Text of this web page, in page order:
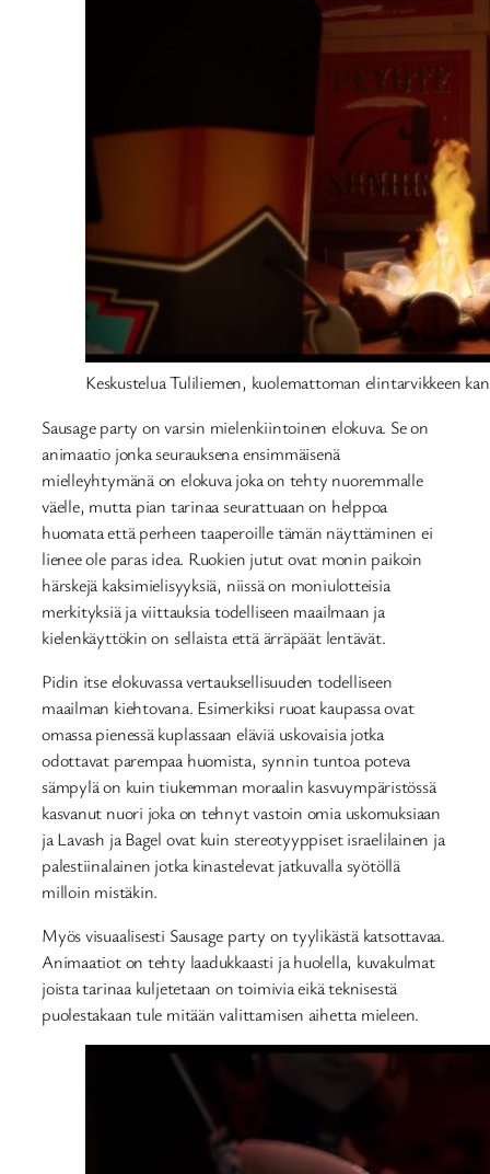
Keskustelua Tuliliemen, kuolemattoman elintarvikkeen
Sausage party on varsin mielenkiintoinen elokuva. Se on
animaatio jonka seurauksena ensimmäisenä
mielleyhtymänä on elokuva joka on tehty nuoremmalle
väelle, mutta pian tarinaa seurattuaan on helppoa
huomata että perheen taaperoille tämän näyttäminen ei
lienee ole paras idea. Ruokien jutut ovat monin paikoin
härskejä kaksimielisyyksiä, niissä on moniulotteisia
merkityksiä ja viittauksia todelliseen maailmaan ja
kielenkäyttökin on sellaista että ärräpäät lentävät.
Pidin itse elokuvassa vertauksellisuuden todelliseen
maailman kiehtovana. Esimerkiksi ruoat kaupassa ovat
omassa pienessä kuplassaan eläviä uskovaisia jotka
odottavat parempaa huomista, synnin tuntoa poteva
sämpylä on kuin tiukemman moraalin kasvuympäristössä
kasvanut nuori joka on tehnyt vastoin omia uskomuksiaan
ja Lavash ja Bagel ovat kuin stereotyyppiset israelilainen ja
palestiinalainen jotka kinastelevat jatkuvalla syötöllä
milloin mistäkin.
Myös visuaalisesti Sausage party on tyylikästä katsottavaa.
Animaatiot on tehty laadukkaasti ja huolella, kuvakulmat
joista tarinaa kuljetetaan on toimivia eikä teknisestä
puolestakaan tule mitään valittamisen aihetta mieleen.